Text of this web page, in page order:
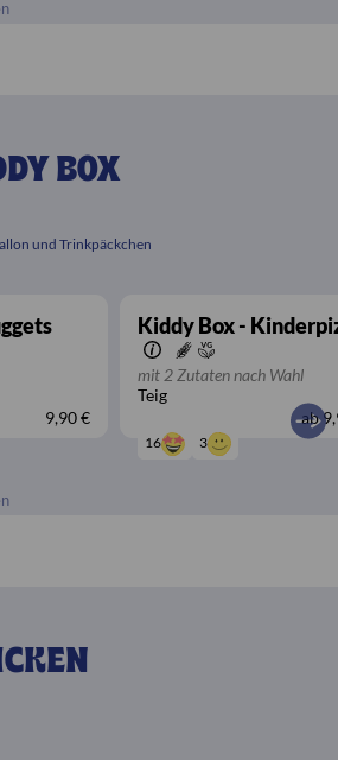
BOX
und Trinkpäckchen
9,90 €
Kiddy Box -
mit 2 Zutaten nach Wahl
Teig
ab
16 3